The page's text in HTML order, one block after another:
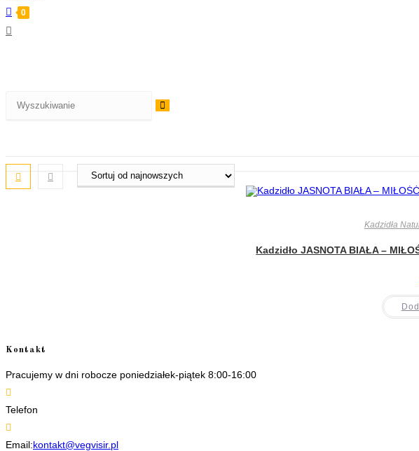
0
Kadzidła
Kadzidło JASNOTA BIAŁA –
Kontakt
Pracujemy w dni robocze poniedziałek-piątek 8:00-16:00
Telefon
Email:kontakt@vegvisir.plOpens